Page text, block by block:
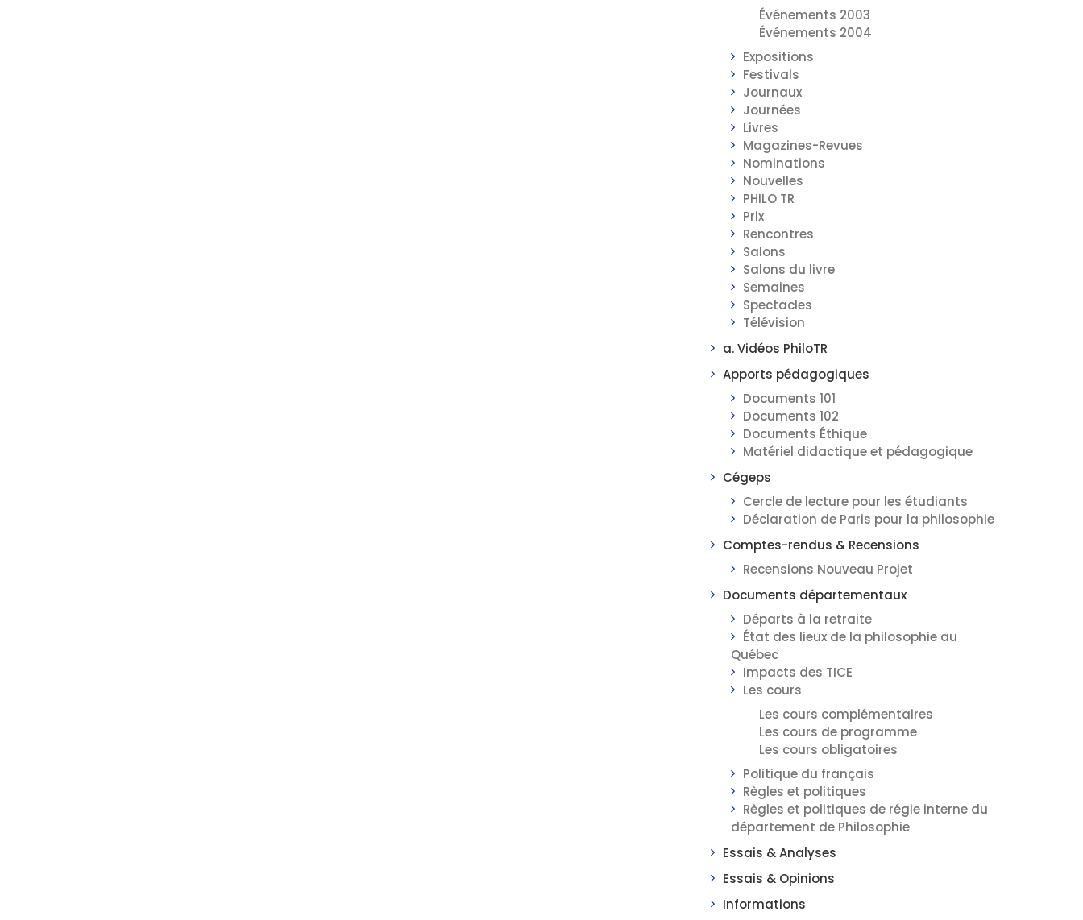
Événements 2003
Événements 2004
Expositions
Festivals
Journaux
Journées
Livres
Magazines-Revues
Nominations
Nouvelles
PHILO TR
Prix
Rencontres
Salons
Salons du livre
Semaines
Spectacles
Télévision
a. Vidéos PhiloTR
Apports pédagogiques
Documents 101
Documents 102
Documents Éthique
Matériel didactique et pédagogique
Cégeps
Cercle de lecture pour les étudiants
Déclaration de Paris pour la philosophie
Comptes-rendus & Recensions
Recensions Nouveau Projet
Documents départementaux
Départs à la retraite
État des lieux de la philosophie au
Québec
Impacts des TICE
Les cours
Les cours complémentaires
Les cours de programme
Les cours obligatoires
Politique du français
Règles et politiques
Règles et politiques de régie interne du
département de Philosophie
Essais & Analyses
Essais & Opinions
Informations